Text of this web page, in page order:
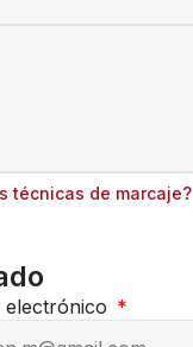
técnicas de marcaje?
electrónico